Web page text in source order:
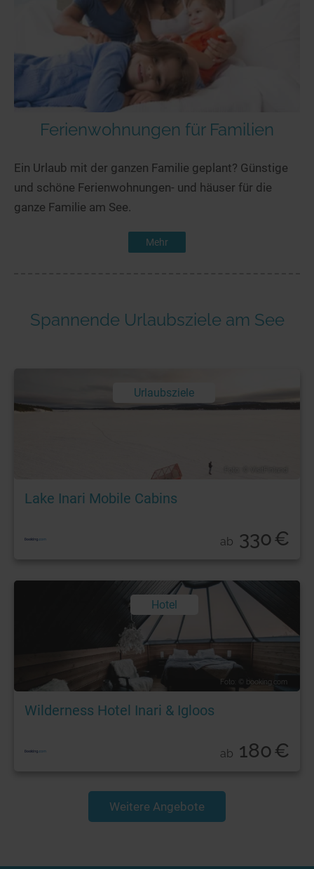
Ferienwohnungen für Familien
Ein Urlaub mit der ganzen Familie geplant? Günstige
und schöne Ferienwohnungen- und häuser für die
ganze Familie am See.
Mehr
Spannende Urlaubsziele am See
Urlaubsziele
Lake Inari Mobile Cabins
ab 330€
Hotel
Foto: © booking.com
Wilderness Hotel Inari & Igloos
ab 180€
Weitere Angebote